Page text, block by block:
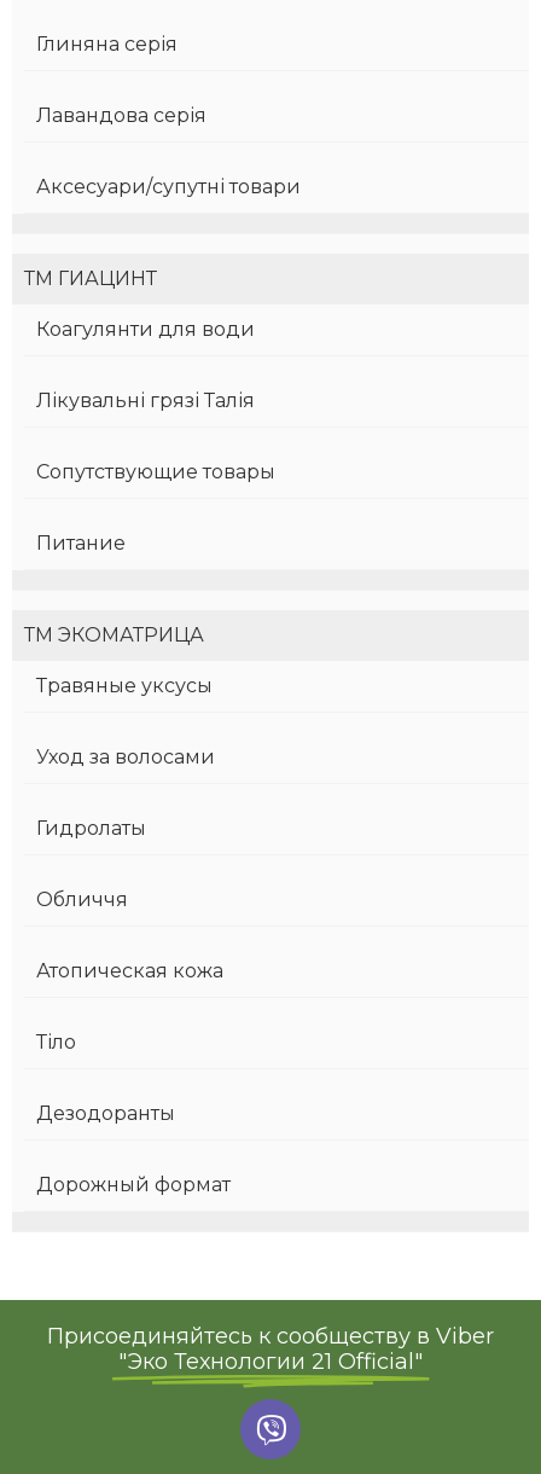
Глиняна серія
Лавандова серія
Аксесуари/супутні товари
ТМ ГИАЦИНТ
Коагулянти для води
Лікувальні грязі Талія
Сопутствующие товары
Питание
ТМ ЭКОМАТРИЦА
Травяные уксусы
Уход за волосами
Гидролаты
Обличчя
Атопическая кожа
Тіло
Дезодоранты
Дорожный формат
Присоединяйтесь к сообществу в Viber
"Эко Технологии 21 Official"